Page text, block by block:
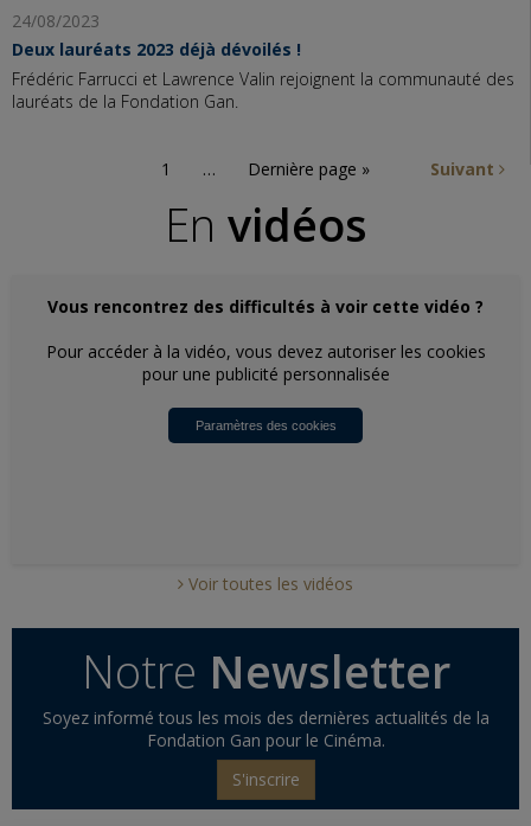
24/08/2023
Deux lauréats 2023 déjà dévoilés !
Frédéric Farrucci et Lawrence Valin rejoignent la communauté des
lauréats de la Fondation Gan.
1 … Suivant
Dernière page »
En vidéos
Vous rencontrez des difficultés à voir cette vidéo ?
Pour accéder à la vidéo, vous devez autoriser les cookies
pour une publicité personnalisée
Paramètres des cookies
Voir toutes les vidéos
Notre Newsletter
Soyez informé tous les mois des dernières actualités de la
Fondation Gan pour le Cinéma.
S'inscrire